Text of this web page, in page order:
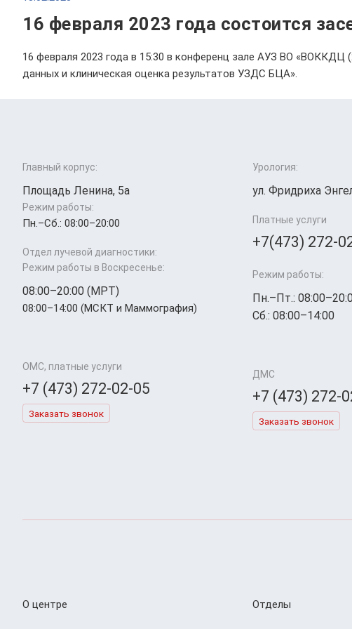
16 февраля 2023 года состоится
16 февраля 2023 года в 15:30 в конференц зале АУЗ ВО «ВОККДЦ
данных и клиническая оценка результатов УЗДС БЦА».
Главный корпус:
Площадь Ленина, 5а
Режим работы:
Пн.–Cб.: 08:00–20:00
Отдел лучевой диагностики:
Режим работы в Воскресенье:
08:00–20:00 (МРТ)
08:00–14:00 (МСКТ и Маммография)
ОМС, платные услуги
+7 (473) 272-02-05
Заказать звонок
Урология:
ул. Фридриха
Платные услуги
+7(473) 272-
Режим работы:
Пн.–Пт.:
Сб.: 08:00–14:00
ДМС
+7 (473) 272-
Заказать звонок
О центре Отделы